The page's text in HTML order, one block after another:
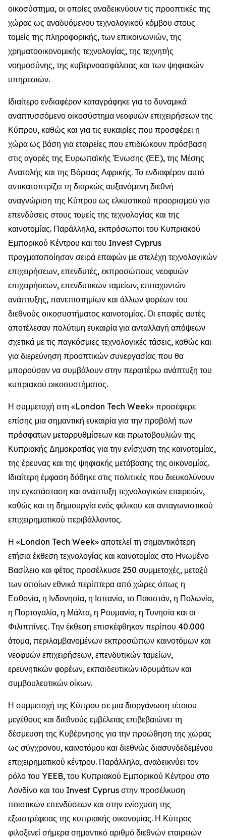
οικοσύστημα, οι οποίες αναδεικνύουν τις προοπτικές της
χώρας ως αναδυόμενου τεχνολογικού κόμβου στους
τομείς της πληροφορικής, των επικοινωνιών, της
χρηματοοικονομικής τεχνολογίας, της τεχνητής
νοημοσύνης, της κυβερνοασφάλειας και των ψηφιακών
υπηρεσιών.
Ιδιαίτερο ενδιαφέρον καταγράφηκε για το δυναμικά
αναπτυσσόμενο οικοσύστημα νεοφυών επιχειρήσεων της
Κύπρου, καθώς και για τις ευκαιρίες που προσφέρει η
χώρα ως βάση για εταιρείες που επιδιώκουν πρόσβαση
στις αγορές της Ευρωπαϊκής Ένωσης (ΕΕ), της Μέσης
Ανατολής και της Βόρειας Αφρικής. Το ενδιαφέρον αυτό
αντικατοπτρίζει τη διαρκώς αυξανόμενη διεθνή
αναγνώριση της Κύπρου ως ελκυστικού προορισμού για
επενδύσεις στους τομείς της τεχνολογίας και της
καινοτομίας. Παράλληλα, εκπρόσωποι του Κυπριακού
Εμπορικού Κέντρου και του Invest Cyprus
πραγματοποίησαν σειρά επαφών με στελέχη τεχνολογικών
επιχειρήσεων, επενδυτές, εκπροσώπους νεοφυών
επιχειρήσεων, επενδυτικών ταμείων, επιταχυντών
ανάπτυξης, πανεπιστημίων και άλλων φορέων του
διεθνούς οικοσυστήματος καινοτομίας. Οι επαφές αυτές
αποτέλεσαν πολύτιμη ευκαιρία για ανταλλαγή απόψεων
σχετικά με τις παγκόσμιες τεχνολογικές τάσεις, καθώς και
για διερεύνηση προοπτικών συνεργασίας που θα
μπορούσαν να συμβάλουν στην περαιτέρω ανάπτυξη του
κυπριακού οικοσυστήματος.
Η συμμετοχή στη «London Tech Week» προσέφερε
επίσης μια σημαντική ευκαιρία για την προβολή των
πρόσφατων μεταρρυθμίσεων και πρωτοβουλιών της
Κυπριακής Δημοκρατίας για την ενίσχυση της καινοτομίας,
της έρευνας και της ψηφιακής μετάβασης της οικονομίας.
Ιδιαίτερη έμφαση δόθηκε στις πολιτικές που διευκολύνουν
την εγκατάσταση και ανάπτυξη τεχνολογικών εταιρειών,
καθώς και τη δημιουργία ενός φιλικού και ανταγωνιστικού
επιχειρηματικού περιβάλλοντος.
Η «London Tech Week» αποτελεί τη σημαντικότερη
ετήσια έκθεση τεχνολογίας και καινοτομίας στο Ηνωμένο
Βασίλειο και φέτος προσέλκυσε 250 συμμετοχές, μεταξύ
των οποίων εθνικά περίπτερα από χώρες όπως η
Εσθονία, η Ινδονησία, η Ισπανία, το Πακιστάν, η Πολωνία,
η Πορτογαλία, η Μάλτα, η Ρουμανία, η Τυνησία και οι
Φιλιππίνες. Την έκθεση επισκέφθηκαν περίπου 40.000
άτομα, περιλαμβανομένων εκπροσώπων καινοτόμων και
νεοφυών επιχειρήσεων, επενδυτικών ταμείων,
ερευνητικών φορέων, εκπαιδευτικών ιδρυμάτων και
συμβουλευτικών οίκων.
Η συμμετοχή της Κύπρου σε μια διοργάνωση τέτοιου
μεγέθους και διεθνούς εμβέλειας επιβεβαιώνει τη
δέσμευση της Κυβέρνησης για την προώθηση της χώρας
ως σύγχρονου, καινοτόμου και διεθνώς διασυνδεδεμένου
επιχειρηματικού κέντρου. Παράλληλα, αναδεικνύει τον
ρόλο του YEEB, του Κυπριακού Εμπορικού Κέντρου στο
Λονδίνο και του Invest Cyprus στην προσέλκυση
ποιοτικών επενδύσεων και στην ενίσχυση της
εξωστρέφειας της κυπριακής οικονομίας. Η Κύπρος
φιλοξενεί σήμερα σημαντικό αριθμό διεθνών εταιρειών